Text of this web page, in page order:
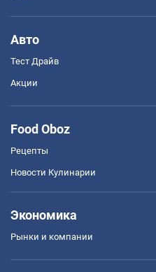
Авто
Тест Драйв
Акции
Food Oboz
Рецепты
Новости Кулинарии
Экономика
Рынки и компании